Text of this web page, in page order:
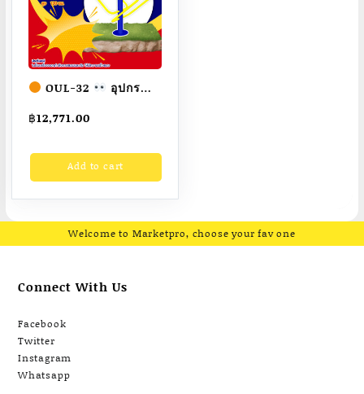
OUL-32
อุปกรณ์
ออกกำลังกายกลางแจ้ง
60x150x120cm.
฿12,771.00
Add to cart
Welcome to Marketpro, choose your fav one
Connect With Us
Facebook
Twitter
Instagram
Whatsapp